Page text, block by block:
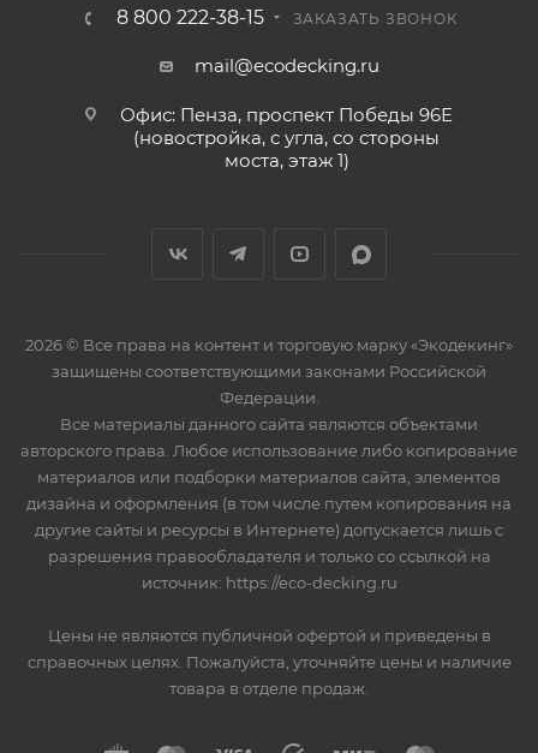
8 800 222-38-15 ЗАКАЗАТЬ ЗВОНОК
mail@ecodecking.ru
Офис: Пенза, проспект Победы 96Е
(новостройка, с угла, со стороны
моста, этаж 1)
2026 © Все права на контент и торговую марку «Экодекинг»
защищены соответствующими законами Российской
Федерации.
Все материалы данного сайта являются объектами
авторского права. Любое использование либо копирование
материалов или подборки материалов сайта, элементов
дизайна и оформления (в том числе путем копирования на
другие сайты и ресурсы в Интернете) допускается лишь с
разрешения правообладателя и только со ссылкой на
источник: https://eco-decking.ru
Цены не являются публичной офертой и приведены в
справочных целях. Пожалуйста, уточняйте цены и наличие
товара в отделе продаж.